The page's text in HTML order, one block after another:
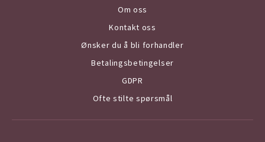
Om oss
Kontakt oss
Ønsker du å bli forhandler
Betalingsbetingelser
GDPR
Ofte stilte spørsmål